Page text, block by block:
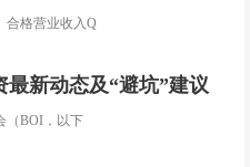
合格营业收入Q
新动态及“避坑”建议
（BOI，以下